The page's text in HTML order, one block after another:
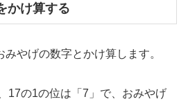
かけ算する
やげの数字とかけ算します。
17の1の位は「7」で、おみやげ